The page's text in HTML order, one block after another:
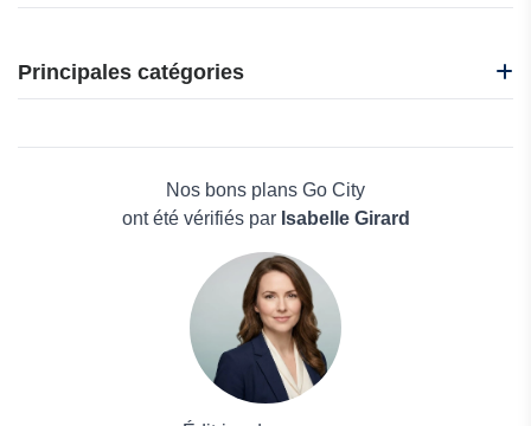
B&B Hotels
CamperDays
Ebookers
Principales catégories
Maison & JardinNos bons plans Go City
ont été vérifiés par Isabelle Girard